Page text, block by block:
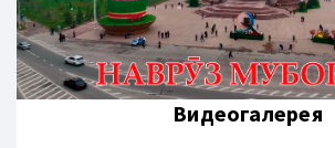
Видеогалерея